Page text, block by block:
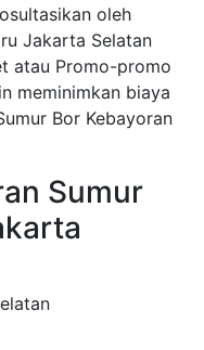
oleh
Jakarta Selatan
atau Promo-promo
meminimkan biaya
Bor Kebayoran
Sumur